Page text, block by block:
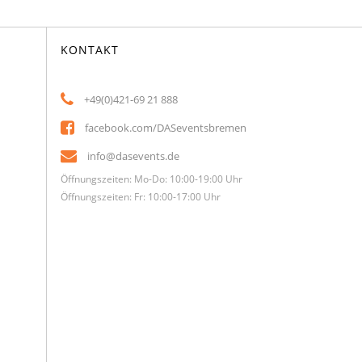
KONTAKT
+49(0)421-69 21 888
facebook.com/DASeventsbremen
info@dasevents.de
Öffnungszeiten: Mo-Do: 10:00-19:00 Uhr
Öffnungszeiten: Fr: 10:00-17:00 Uhr